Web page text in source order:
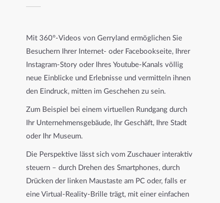
Mit 360°-Videos von Gerryland ermöglichen Sie
Besuchern Ihrer Internet- oder Facebookseite, Ihrer
Instagram-Story oder Ihres Youtube-Kanals völlig
neue Einblicke und Erlebnisse und vermitteln ihnen
den Eindruck, mitten im Geschehen zu sein.
Zum Beispiel bei einem virtuellen Rundgang durch
Ihr Unternehmensgebäude, Ihr Geschäft, Ihre Stadt
oder Ihr Museum.
Die Perspektive lässt sich vom Zuschauer interaktiv
steuern – durch Drehen des Smartphones, durch
Drücken der linken Maustaste am PC oder, falls er
eine Virtual-Reality-Brille trägt, mit einer einfachen